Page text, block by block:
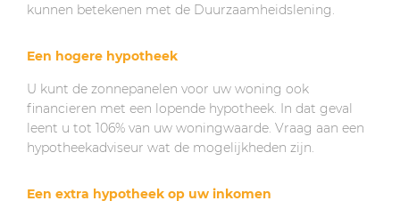
kunnen betekenen met de Duurzaamheidslening.
Een hogere hypotheek
U kunt de zonnepanelen voor uw woning ook
financieren met een lopende hypotheek. In dat geval
leent u tot 106% van uw woningwaarde. Vraag aan een
hypotheekadviseur wat de mogelijkheden zijn.
Een extra hypotheek op uw inkomen